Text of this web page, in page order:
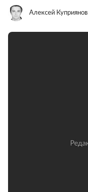
Алексей Куприянов